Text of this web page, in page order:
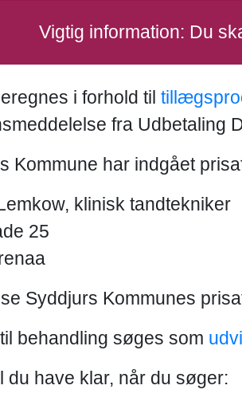
Vigtig information: Du
i forhold til
fra Udbetaling
Kommune har indgået
klinisk tandtekniker
25
Syddjurs Kommunes
behandling søges som
du have klar, når du søger: